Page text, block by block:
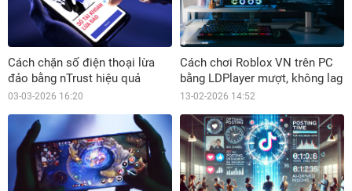
Cách chặn số điện thoại lừa
đảo bằng nTrust hiệu quả
03-03-2026 16:20
Cách chơi Roblox VN trên PC
bằng LDPlayer mượt, không lag
13-02-2026 14:52